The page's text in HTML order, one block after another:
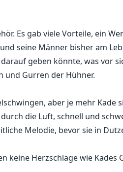
Es gab viele Vorteile, ein
seine Männer bisher am
geben könnte, was vor
und Gurren der Hühner.
aber je mehr
die Luft, schnell und
Melodie, bevor sie in
keine Herzschläge wie